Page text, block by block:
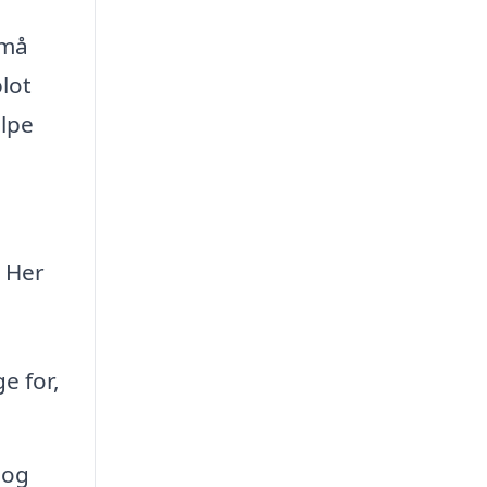
for,